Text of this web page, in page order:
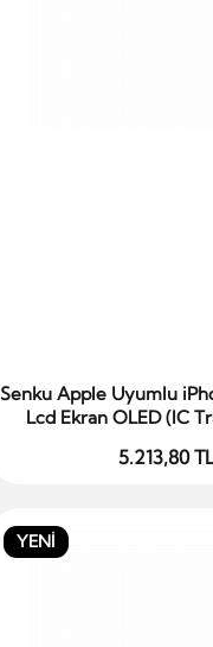
Sepete Ekle
Senku Apple Uyumlu
Lcd Ekran OLED (IC
5.213,80
YENİ